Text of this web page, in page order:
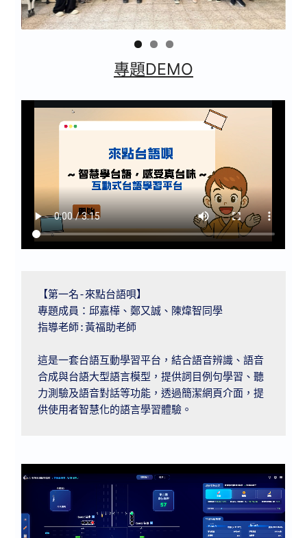
專題DEMO
【第一名-來點台語唄】
專題成員：邱嘉樺、鄭又誠、陳煒智同學
指導老師:黃福助老師
這是一套台語互動學習平台，結合語音辨識、語音
合成與台語大型語言模型，提供詞目例句學習、聽
力測驗及語音對話等功能，透過簡潔網頁介面，提
供使用者智慧化的語言學習體驗。